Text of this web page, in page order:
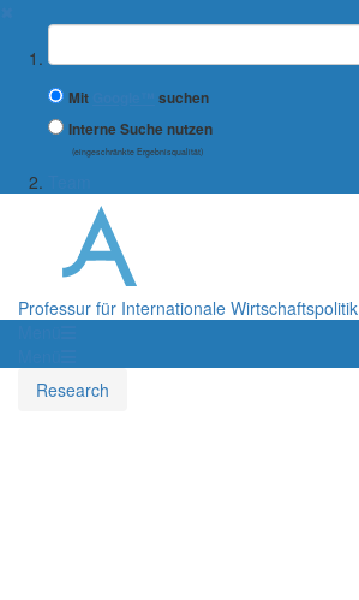
Suchbegriff
Mit
suchen
Interne Suche nutzen
(eingeschränkte Ergebnisqualität)
Professur für Internationale Wirtschaftspolitik
Research